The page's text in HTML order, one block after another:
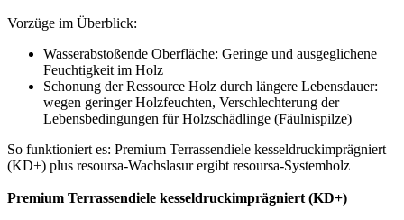
Vorzüge im Überblick:
Wasserabstoßende Oberfläche: Geringe und ausgeglichene
Feuchtigkeit im Holz
Schonung der Ressource Holz durch längere Lebensdauer:
wegen geringer Holzfeuchten, Verschlechterung der
Lebensbedingungen für Holzschädlinge (Fäulnispilze)
So funktioniert es: Premium Terrassendiele kesseldruckimprägniert
(KD+) plus resoursa-Wachslasur ergibt resoursa-Systemholz
Premium Terrassendiele kesseldruckimprägniert (KD+)